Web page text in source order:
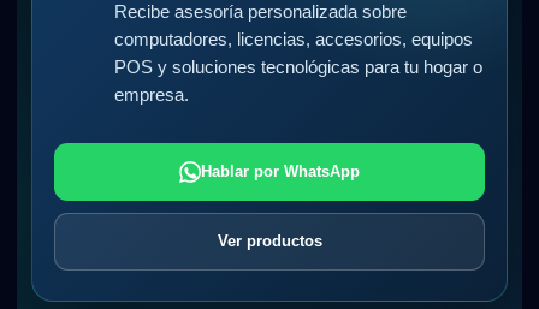
Recibe asesoría personalizada sobre
computadores, licencias, accesorios, equipos
POS y soluciones tecnológicas para tu hogar o
empresa.
Hablar por WhatsApp
Ver productos